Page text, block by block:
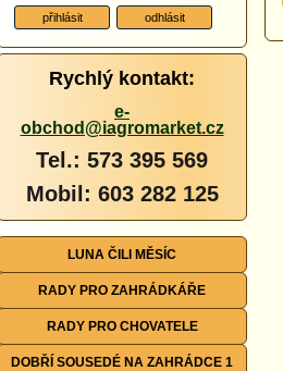
Rychlý kontakt:
e-
obchod@iagromarket.cz
Tel.: 573 395 569
Mobil: 603 282 125
LUNA ČILI MĚSÍC
RADY PRO ZAHRÁDKÁŘE
RADY PRO CHOVATELE
DOBŘÍ SOUSEDÉ NA ZAHRÁDCE 1